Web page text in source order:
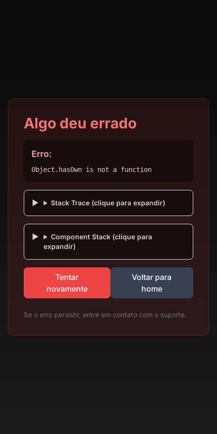
Algo deu errado
Erro:
Object.hasOwn is not a function
Stack Trace (clique para expandir)
Component Stack (clique para
expandir)
Tentar
novamente
Voltar para
home
Se o erro persistir, entre em contato com o suporte.